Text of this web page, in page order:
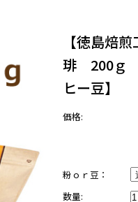
【徳島焙
琲 200ｇ
ヒー豆】
価格:
粉ｏｒ豆：
数量: